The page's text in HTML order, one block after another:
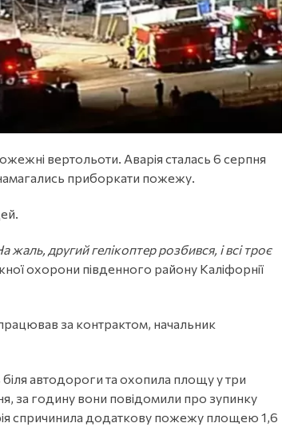
вертольоти. Аварія сталась 6 серпня
приборкати пожежу.
другий гелікоптер розбився, і всі троє
охорони південного району Каліфорнії
за контрактом, начальник
автодороги та охопила площу у три
за годину вони повідомили про зупинку
спричинила додаткову пожежу площею 1,6